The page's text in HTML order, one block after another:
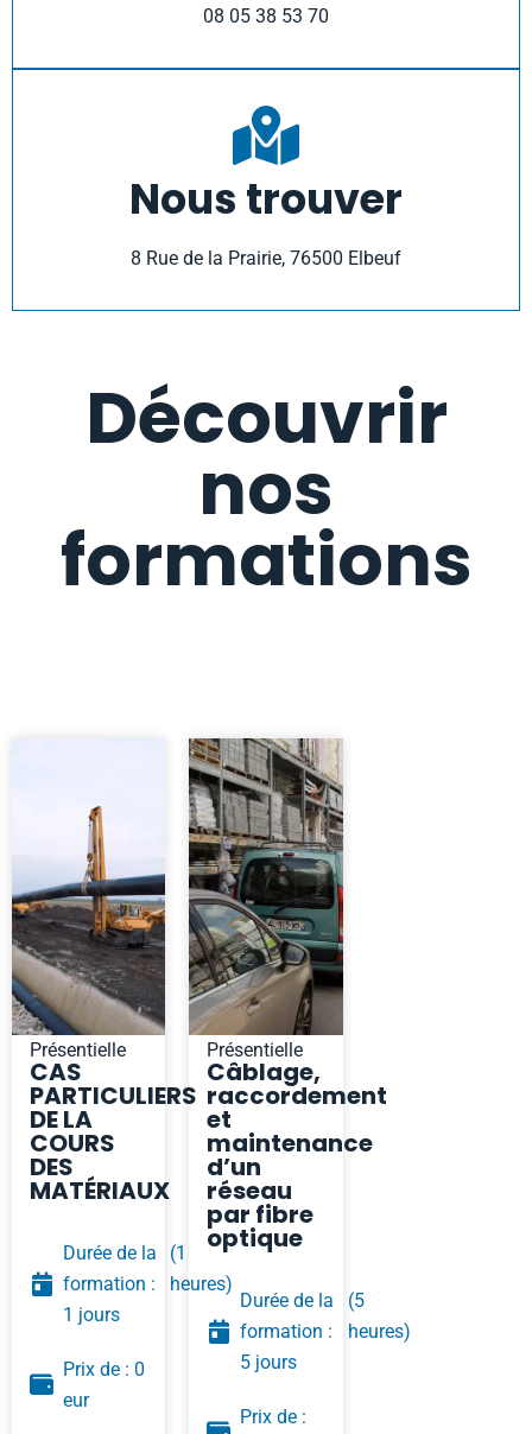
08 05 38 53 70
Nous trouver
8 Rue de la Prairie, 76500 Elbeuf
Découvrir
nos
formations
Présentielle
CAS
PARTICULIERS
DE LA
COURS
DES
MATÉRIAUX
Durée de la
formation :
1 jours
Prix de : 0
eur
(1
heures)
Présentielle
Câblage,
raccordement
et
maintenance
d’un
réseau
par fibre
optique
Durée de la
formation :
5 jours
Prix de :
(5
heures)